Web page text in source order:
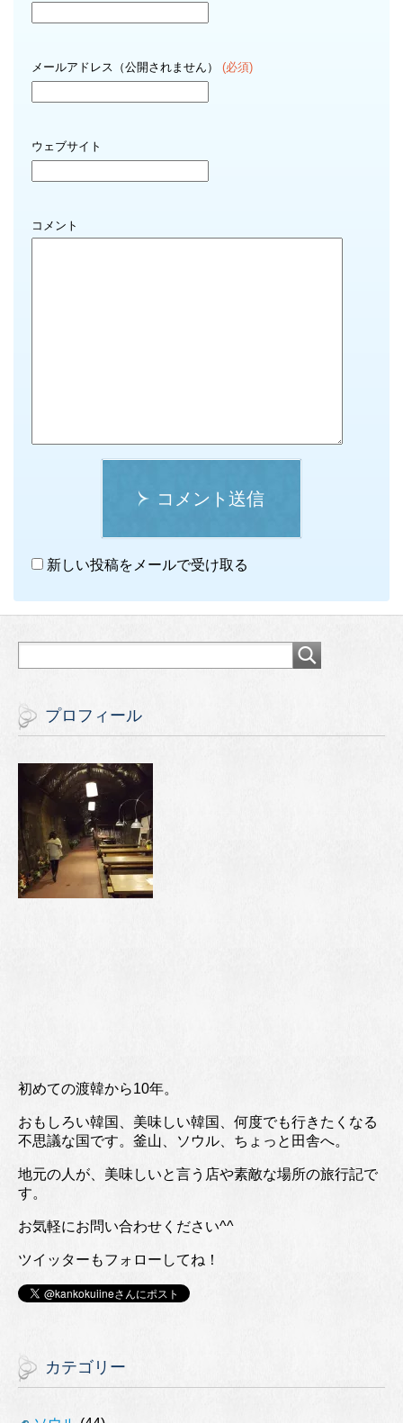
メールアドレス（公開されません） (必須)
ウェブサイト
コメント
コメント送信
新しい投稿をメールで受け取る
プロフィール
初めての渡韓から10年。
おもしろい韓国、美味しい韓国、何度でも行きたくなる
不思議な国です。釜山、ソウル、ちょっと田舎へ。
地元の人が、美味しいと言う店や素敵な場所の旅行記で
す。
お気軽にお問い合わせください^^
ツイッターもフォローしてね！
カテゴリー